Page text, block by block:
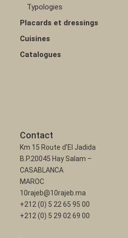
Typologies
Placards et dressings
Cuisines
Catalogues
Contact
Km 15 Route d’El Jadida
B.P.20045 Hay Salam –
CASABLANCA
MAROC
10rajeb@10rajeb.ma
+212 (0) 5 22 65 95 00
+212 (0) 5 29 02 69 00